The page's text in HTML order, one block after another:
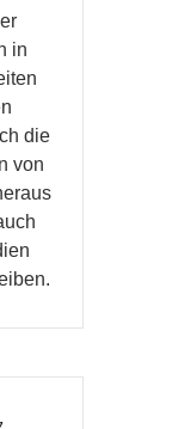
in
die
von